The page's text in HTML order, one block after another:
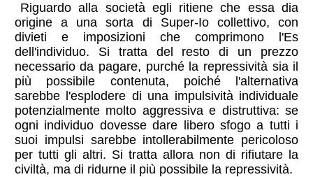
Riguardo alla società egli ritiene che essa dia
origine a una sorta di Super-Io collettivo, con
divieti e imposizioni che comprimono l'Es
dell'individuo. Si tratta del resto di un prezzo
necessario da pagare, purché la repressività sia il
più possibile contenuta, poiché l'alternativa
sarebbe l'esplodere di una impulsività individuale
potenzialmente molto aggressiva e distruttiva: se
ogni individuo dovesse dare libero sfogo a tutti i
suoi impulsi sarebbe intollerabilmente pericoloso
per tutti gli altri. Si tratta allora non di rifiutare la
civiltà, ma di ridurne il più possibile la repressività.